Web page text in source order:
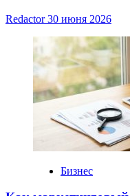
Redactor30 июня 2026
Бизнес